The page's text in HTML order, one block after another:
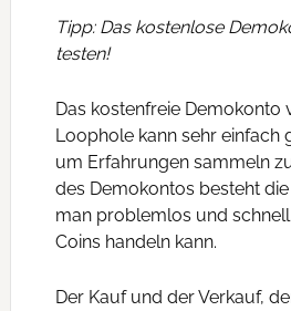
Tipp: Das kostenlose
testen!
Das kostenfreie Demokonto
Loophole kann sehr einfach
um Erfahrungen sammeln
des Demokontos besteht
man problemlos und
Coins handeln kann.
Der Kauf und der Verkauf,